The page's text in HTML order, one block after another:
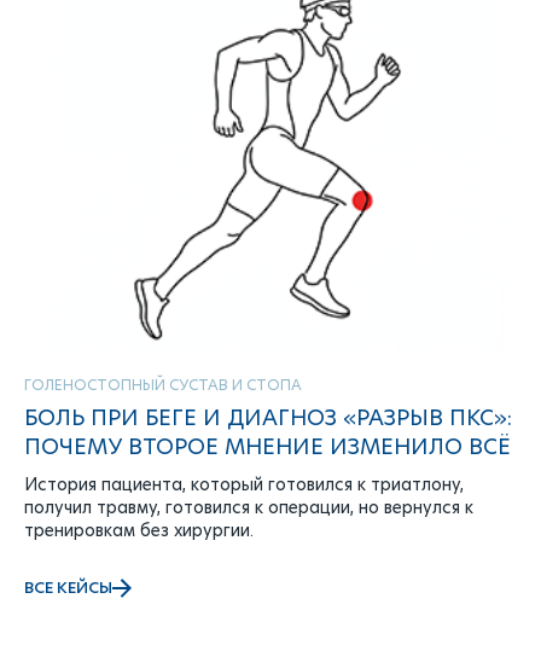
ГОЛЕНОСТОПНЫЙ СУСТАВ И СТОПА
БОЛЬ ПРИ БЕГЕ И ДИАГНОЗ «РАЗРЫВ ПКС»:
ПОЧЕМУ ВТОРОЕ МНЕНИЕ ИЗМЕНИЛО ВСЁ
История пациента, который готовился к триатлону,
получил травму, готовился к операции, но вернулся к
тренировкам без хирургии.
ВСЕ КЕЙСЫ